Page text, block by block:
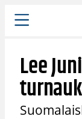
Siirry
sisältöön
Lee